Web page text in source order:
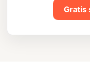
Gratis